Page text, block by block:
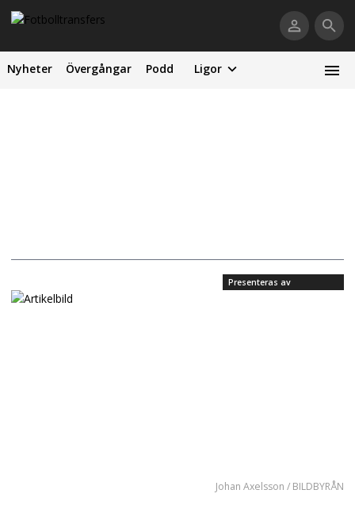
Nyheter Övergångar Podd Ligor
Presenteras av
Johan Axelsson / BILDBYRÅN